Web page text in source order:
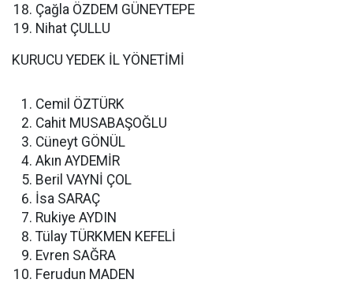
Çağla ÖZDEM GÜNEYTEPE
Nihat ÇULLU
KURUCU YEDEK İL YÖNETİMİ
Cemil ÖZTÜRK
Cahit MUSABAŞOĞLU
Cüneyt GÖNÜL
Akın AYDEMİR
Beril VAYNİ ÇOL
İsa SARAÇ
Rukiye AYDIN
Tülay TÜRKMEN KEFELİ
Evren SAĞRA
Ferudun MADEN